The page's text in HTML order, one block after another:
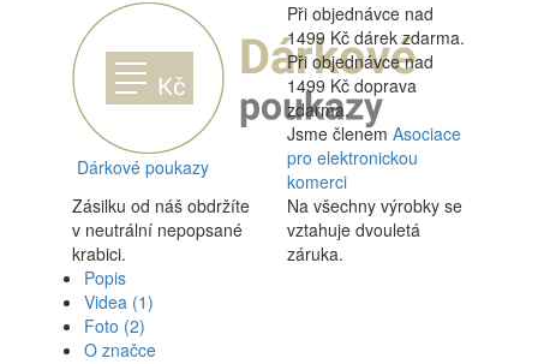
Dárkové poukazy
Při objednávce nad
1499 Kč dárek zdarma.
Při objednávce nad
1499 Kč doprava
zdarma.
Jsme členem Asociace
pro elektronickou
komerci
Zásilku od náš obdržíte
v neutrální nepopsané
krabici.
Na všechny výrobky se
vztahuje dvouletá
záruka.
Popis
Videa (1)
Foto (2)
O značce